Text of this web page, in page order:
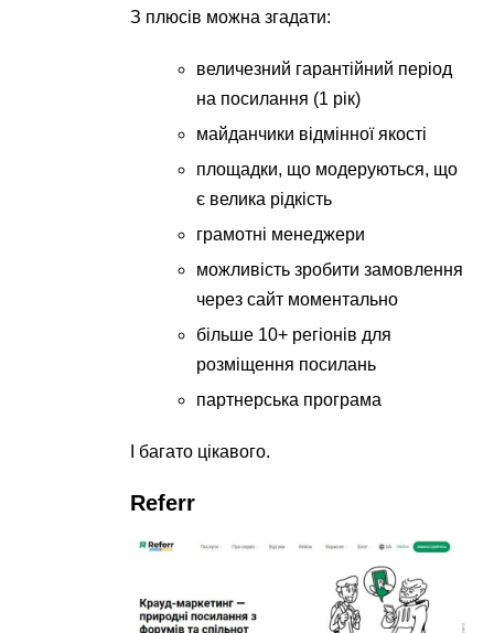
З плюсів можна згадати:
величезний гарантійний період
на посилання (1 рік)
майданчики відмінної якості
площадки, що модеруються, що
є велика рідкість
грамотні менеджери
можливість зробити замовлення
через сайт моментально
більше 10+ регіонів для
розміщення посилань
партнерська програма
І багато цікавого.
Referr